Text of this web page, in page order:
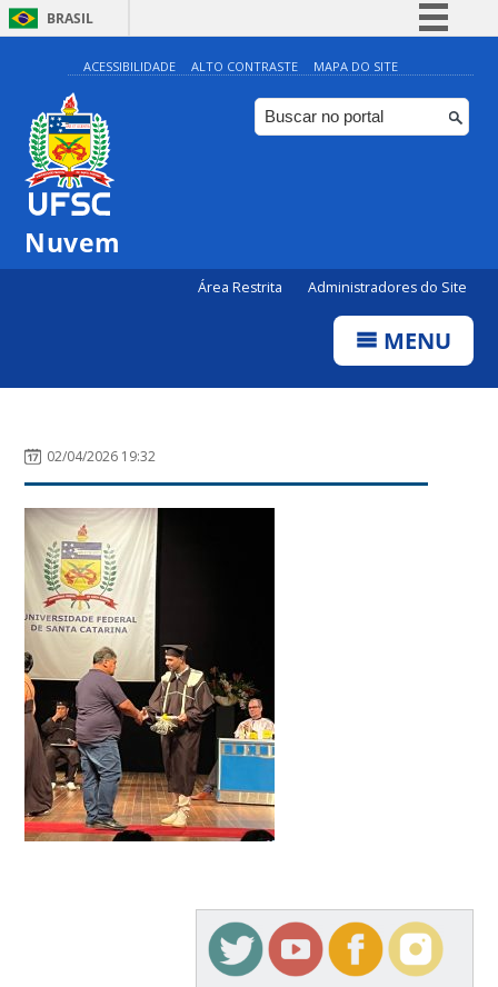
BRASIL
Simplifique!
Comunica BR
Participe
ACESSIBILIDADE ALTO CONTRASTE MAPA DO SITE
Nuvem
Área Restrita Administradores do Site
MENU
02/04/2026 19:32